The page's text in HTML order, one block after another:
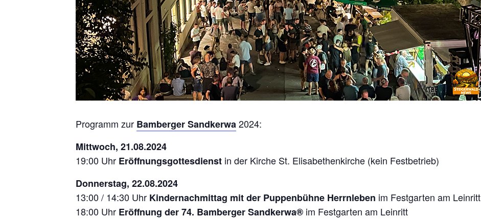
Programm zur Bamberger Sandkerwa2024:
Mittwoch, 21.08.2024
19:00 Uhr Eröffnungsgottesdienst in der Kirche St. Elisabethenkirche (kein Festbetrieb)
Donnerstag, 22.08.2024
13:00 / 14:30 Uhr Kindernachmittag mit der Puppenbühne Herrnleben im Festgarten am Leinritt
18:00 Uhr Eröffnung der 74. Bamberger Sandkerwa® im Festgarten am Leinritt